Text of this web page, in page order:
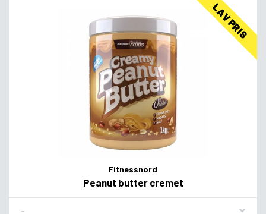
LAV PRIS
Fitnessnord
Peanut butter cremet